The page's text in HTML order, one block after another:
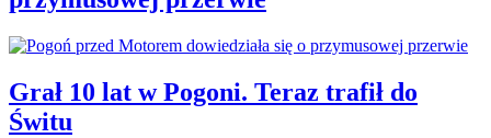
Grał 10 lat w Pogoni. Teraz trafił do
Świtu